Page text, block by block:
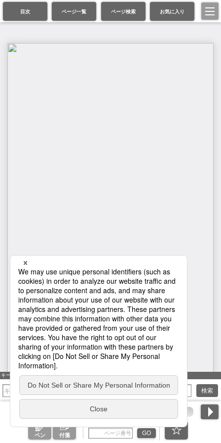
目次 ページ一覧 ページ検索 お気に入り
キーワード検索
検索
ペン 付箋 GO